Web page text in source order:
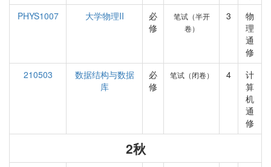
PHYS1007
大学物理II
必
修
笔试（半开
卷）
3
物
理
通
修
210503
数据结构与数据
库
必
修
笔试（闭卷） 4
计
算
机
通
修
2秋